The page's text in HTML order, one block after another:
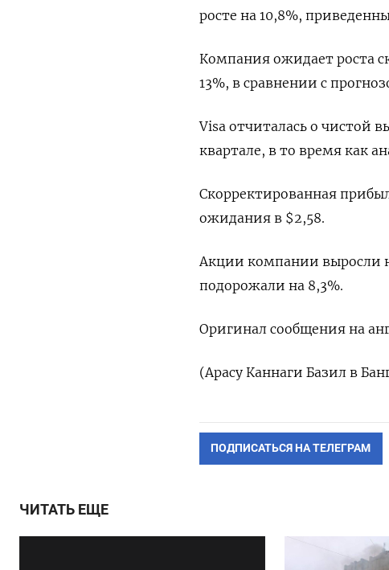
росте на 10,8%,
Компания ожидает роста
13%, в сравнении с
Visa отчиталась о чистой
квартале, в то время как
Скорректированная
ожидания в $2,58.
Акции компании выросли
подорожали на 8,3%.
Оригинал сообщения на
(Арасу Каннаги Базил в
ПОДПИСАТЬСЯ НА ТЕЛЕГРАМ
ЧИТАТЬ ЕЩЕ